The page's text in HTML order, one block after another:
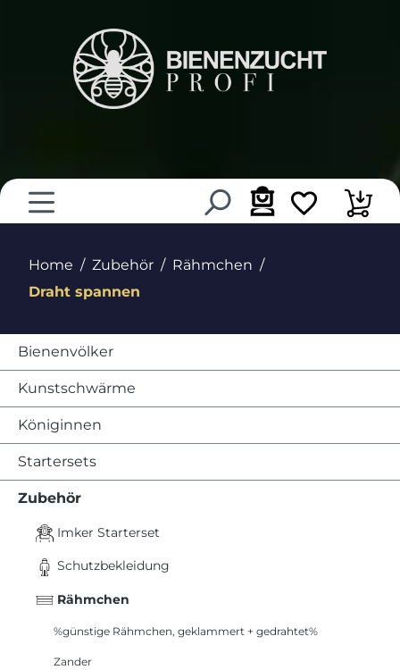
Home Zubehör
Rähmchen
Draht spannen
Bienenvölker
Kunstschwärme
Königinnen
Startersets
Zubehör
Imker Starterset
Schutzbekleidung
Rähmchen
%günstige Rähmchen, geklammert + gedrahtet%
Zander